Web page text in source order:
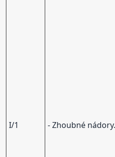
I/1 - Zhoubné nádory.